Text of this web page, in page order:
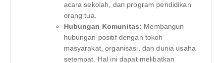
acara sekolah, dan program pendidikan
orang tua.
Hubungan Komunitas: Membangun
hubungan positif dengan tokoh
masyarakat, organisasi, dan dunia usaha
setempat. Hal ini dapat melibatkan